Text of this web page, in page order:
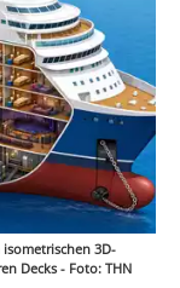
3D-
Decks - Foto: THN